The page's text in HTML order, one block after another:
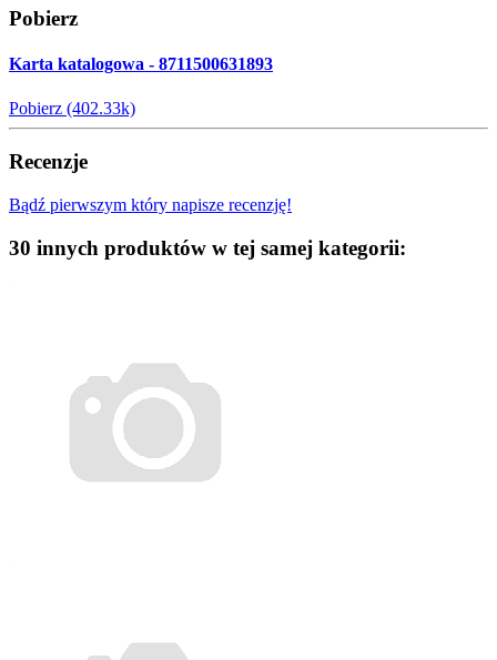
Pobierz
Karta katalogowa - 8711500631893
Pobierz (402.33k)
Recenzje
Bądź pierwszym który napisze recenzję!
30 innych produktów w tej samej kategorii: